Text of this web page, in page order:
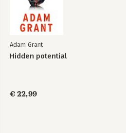
Adam Grant
Hidden potential
€ 22,99